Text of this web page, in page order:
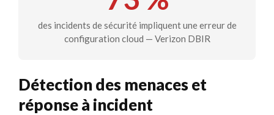
des incidents de sécurité impliquent une erreur de
configuration cloud — Verizon DBIR
Détection des menaces et
réponse à incident